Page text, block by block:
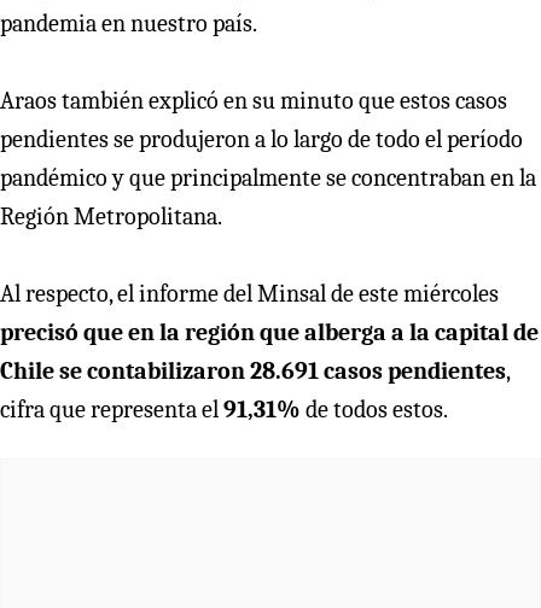
pandemia en nuestro país.
Araos también explicó en su minuto que estos casos
pendientes se produjeron a lo largo de todo el período
pandémico y que principalmente se concentraban en la
Región Metropolitana.
Al respecto, el informe del Minsal de este miércoles
precisó que en la región que alberga a la capital de
Chile se contabilizaron 28.691 casos pendientes,
cifra que representa el91,31% de todos estos.